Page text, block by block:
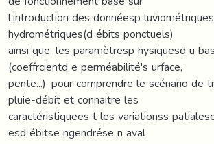
l,introduction des donnéesp
hydrométriques(d ébits ponctuels)
ainsi que; les paramètresp hysiquesd u
(coeffrcientd e perméabilité's urface,
pente...), pour comprendre le scénario de
pluie-débit et connaitre les
caractéristiquees t les variationss
esd ébitse ngendrése n aval